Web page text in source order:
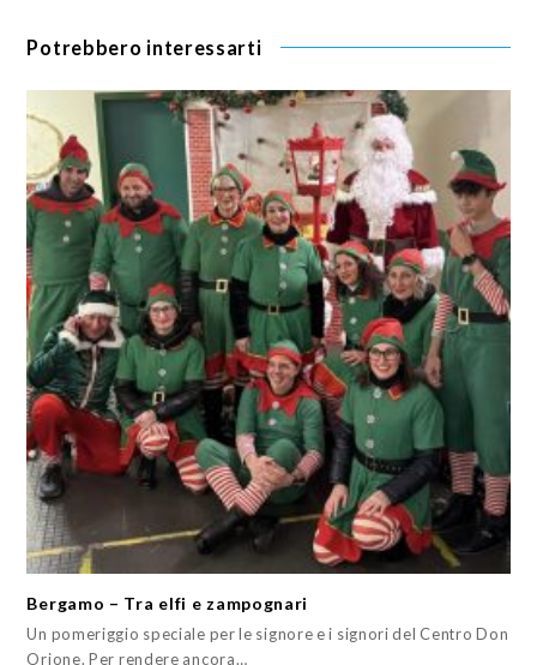
Potrebbero interessarti
Bergamo – Tra elfi e zampognari
Un pomeriggio speciale per le signore e i signori del Centro Don
Orione. Per rendere ancora…